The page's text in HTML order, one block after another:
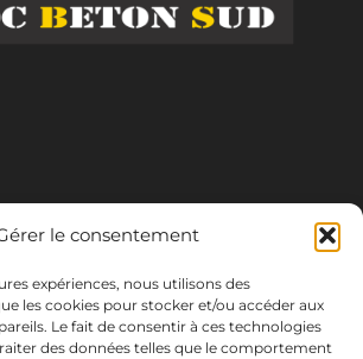
le consentement
expériences, nous utilisons des
les cookies pour stocker et/ou accéder aux
Le fait de consentir à ces technologies
des données telles que le comportement